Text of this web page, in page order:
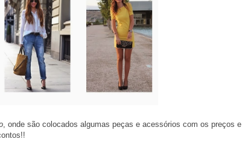
, onde são colocados algumas peças e acessórios com os preços e